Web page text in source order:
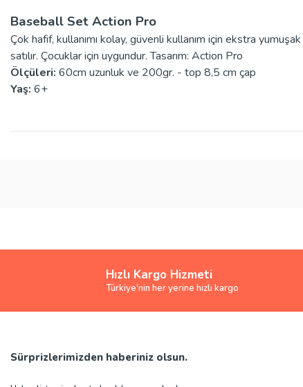
Baseball Set Action Pro
Çok hafif, kullanımı kolay, güvenli kullanım için ekstra
satılır. Çocuklar için uygundur. Tasarım: Action Pro
Ölçüleri: 60cm uzunluk ve 200gr. - top 8,5 cm çap
Yaş: 6+
Bu ürüne benzer farklı alternatifler olmalı.
Hızlı Kargo Hizmeti
Türkiye'nin her yerine hızlı kargo
Sürprizlerimizden haberiniz olsun.